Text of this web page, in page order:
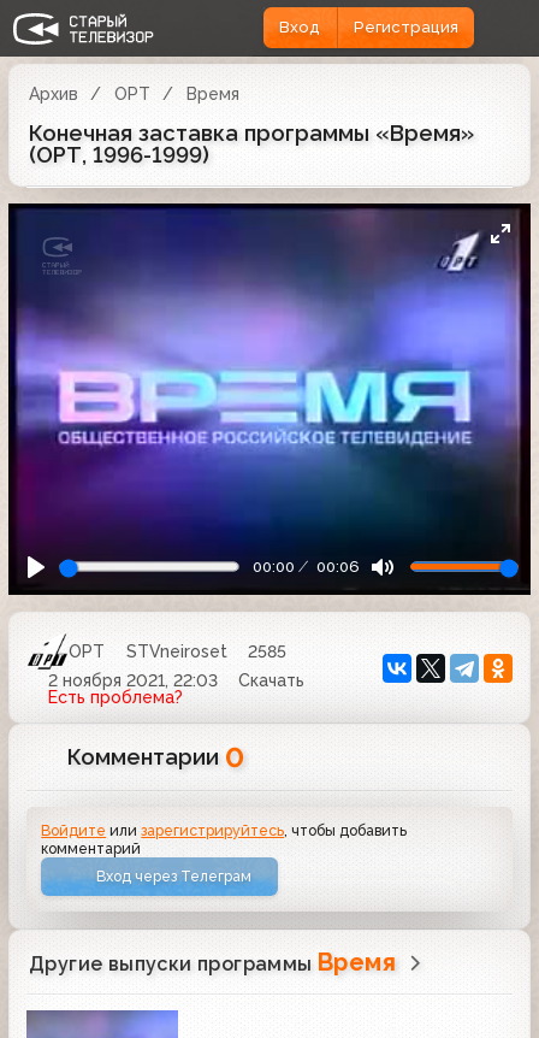
Вход Регистрация
Архив ОРТ Время
Конечная заставка программы «Время»
(ОРТ, 1996-1999)
00:00 00:06
ОРТ STVneiroset
2585
2 ноября 2021, 22:03
Скачать
Есть проблема?
Комментарии 0
Войдите илизарегистрируйтесь, чтобы добавить
комментарий
Вход через Телеграм
Другие выпуски программы Время